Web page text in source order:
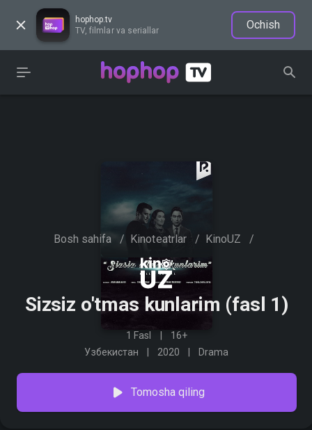
hophop.tv
TV, filmlar va seriallar
Ochish
Bosh sahifa / Kinoteatrlar / KinoUZ /
Sizsiz o'tmas kunlarim (fasl 1)
1 Fasl
16+
Узбекистан
2020 Drama
Tomosha qiling